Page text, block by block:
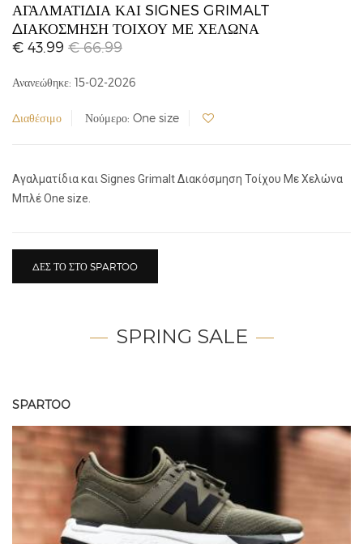
ΑΓΑΛΜΑΤΊΔΙΑ ΚΑΙ SIGNES GRIMALT
ΔΙΑΚΌΣΜΗΣΗ ΤΟΊΧΟΥ ΜΕ ΧΕΛΏΝΑ
€ 43.99 € 66.99
Ανανεώθηκε: 15-02-2026
Διαθέσιμο Νούμερο: One size
Αγαλματίδια και Signes Grimalt Διακόσμηση Τοίχου Με Χελώνα
Μπλέ One size.
ΔΕΣ ΤΟ ΣΤΟ SPARTOO
SPRING SALE
SPARTOO